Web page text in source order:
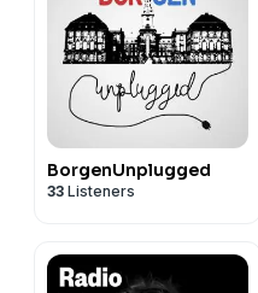
BorgenUnplugged
33 Listeners